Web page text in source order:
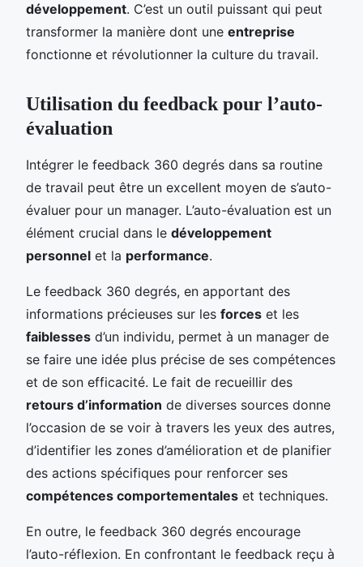
développement. C’est un outil puissant qui peut
transformer la manière dont une entreprise
fonctionne et révolutionner la culture du travail.
Utilisation du feedback pour l’auto-
évaluation
Intégrer le feedback 360 degrés dans sa routine
de travail peut être un excellent moyen de s’auto-
évaluer pour un manager. L’auto-évaluation est un
élément crucial dans le développement
personnel et la performance.
Le feedback 360 degrés, en apportant des
informations précieuses sur les forces et les
faiblesses d’un individu, permet à un manager de
se faire une idée plus précise de ses compétences
et de son efficacité. Le fait de recueillir des
retours d’information de diverses sources donne
l’occasion de se voir à travers les yeux des autres,
d’identifier les zones d’amélioration et de planifier
des actions spécifiques pour renforcer ses
compétences comportementales et techniques.
En outre, le feedback 360 degrés encourage
l’auto-réflexion. En confrontant le feedback reçu à